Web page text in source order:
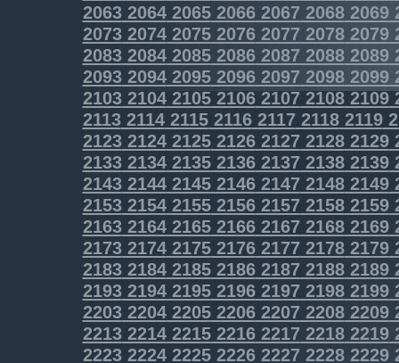
20632064206520662067 20682069
20732074207520762077 20782079
20832084208520862087 20882089
20932094209520962097 20982099
2103210421052106210721082109
2113211421152116211721182119
2123212421252126212721282129
2133213421352136213721382139
2143214421452146214721482149
2153215421552156215721582159
2163216421652166216721682169
2173217421752176217721782179
2183218421852186218721882189
2193219421952196219721982199
2203220422052206220722082209
2213221422152216221722182219
2223222422252226222722282229